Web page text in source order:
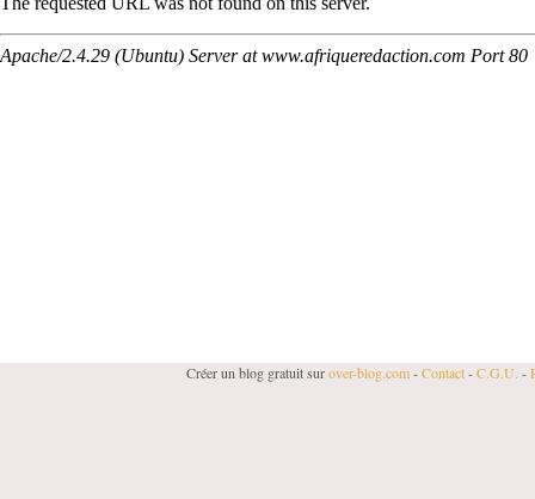
Créer un blog gratuit surover-blog.com-Contact-C.G.U. -